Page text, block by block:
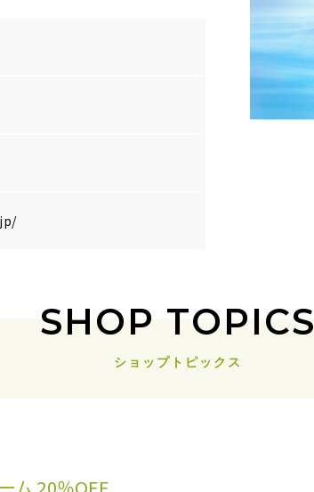
SHOP TOPICS
ショップトピックス